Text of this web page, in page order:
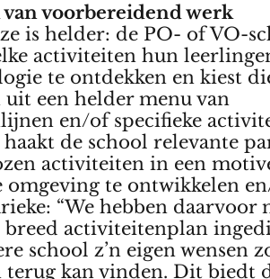
van voorbereidend werk
is helder: de PO- of VO-
activiteiten hun
te ontdekken en kiest
een helder menu van
en/of specifieke
de school relevante
activiteiten in een
omgeving te ontwikkelen
“We hebben daarvoor
breed activiteitenplan
school z’n eigen wensen
kan vinden. Dit biedt